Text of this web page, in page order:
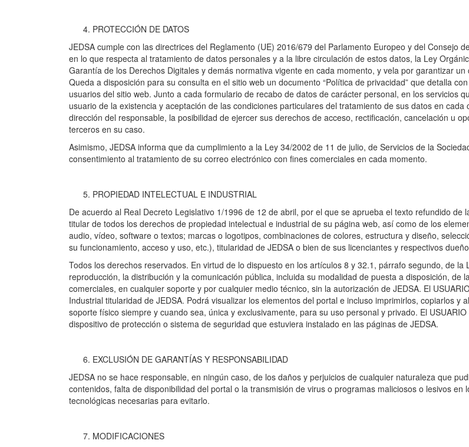
PROTECCIÓN DE DATOS
JEDSA cumple con las directrices del Reglamento (UE) 2016/679 del Parlamento Europeo y del Consejo
en lo que respecta al tratamiento de datos personales y a la libre circulación de estos datos, la Ley
Garantía de los Derechos Digitales y demás normativa vigente en cada momento, y vela por garantizar
Queda a disposición para su consulta en el sitio web un documento “Política de privacidad” que detalla
usuarios del sitio web. Junto a cada formulario de recabo de datos de carácter personal, en los servicios
usuario de la existencia y aceptación de las condiciones particulares del tratamiento de sus datos en
dirección del responsable, la posibilidad de ejercer sus derechos de acceso, rectificación, cancelación u
terceros en su caso.
Asimismo, JEDSA informa que da cumplimiento a la Ley 34/2002 de 11 de julio, de Servicios de la
consentimiento al tratamiento de su correo electrónico con fines comerciales en cada momento.
PROPIEDAD INTELECTUAL E INDUSTRIAL
De acuerdo al Real Decreto Legislativo 1/1996 de 12 de abril, por el que se aprueba el texto refundido
titular de todos los derechos de propiedad intelectual e industrial de su página web, así como de los
audio, vídeo, software o textos; marcas o logotipos, combinaciones de colores, estructura y diseño,
su funcionamiento, acceso y uso, etc.), titularidad de JEDSA o bien de sus licenciantes y respectivos
Todos los derechos reservados. En virtud de lo dispuesto en los artículos 8 y 32.1, párrafo segundo, de
reproducción, la distribución y la comunicación pública, incluida su modalidad de puesta a disposición,
comerciales, en cualquier soporte y por cualquier medio técnico, sin la autorización de JEDSA. El
Industrial titularidad de JEDSA. Podrá visualizar los elementos del portal e incluso imprimirlos, copiarlos
soporte físico siempre y cuando sea, única y exclusivamente, para su uso personal y privado. El
dispositivo de protección o sistema de seguridad que estuviera instalado en las páginas de JEDSA.
EXCLUSIÓN DE GARANTÍAS Y RESPONSABILIDAD
JEDSA no se hace responsable, en ningún caso, de los daños y perjuicios de cualquier naturaleza que
contenidos, falta de disponibilidad del portal o la transmisión de virus o programas maliciosos o lesivos
tecnológicas necesarias para evitarlo.
MODIFICACIONES